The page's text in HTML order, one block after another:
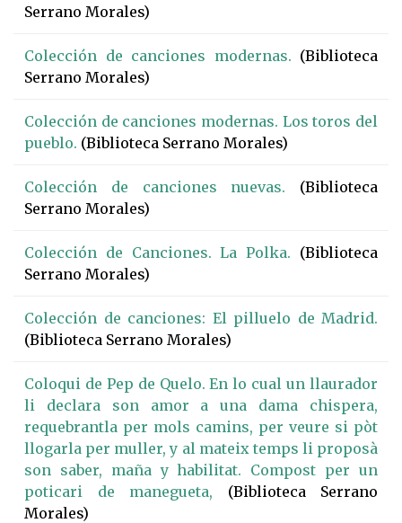
Serrano Morales)
Colección de canciones modernas. (Biblioteca
Serrano Morales)
Colección de canciones modernas. Los toros del
pueblo. (Biblioteca Serrano Morales)
Colección de canciones nuevas. (Biblioteca
Serrano Morales)
Colección de Canciones. La Polka. (Biblioteca
Serrano Morales)
Colección de canciones: El pilluelo de Madrid.
(Biblioteca Serrano Morales)
Coloqui de Pep de Quelo. En lo cual un llaurador
li declara son amor a una dama chispera,
requebrantla per mols camins, per veure si pòt
llogarla per muller, y al mateix temps li proposà
son saber, maña y habilitat. Compost per un
poticari de manegueta, (Biblioteca Serrano
Morales)